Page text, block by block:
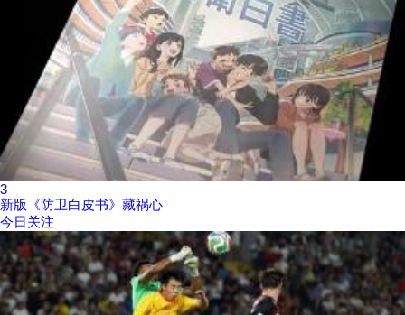
3
新版《防卫白皮书》藏祸心
今日关注